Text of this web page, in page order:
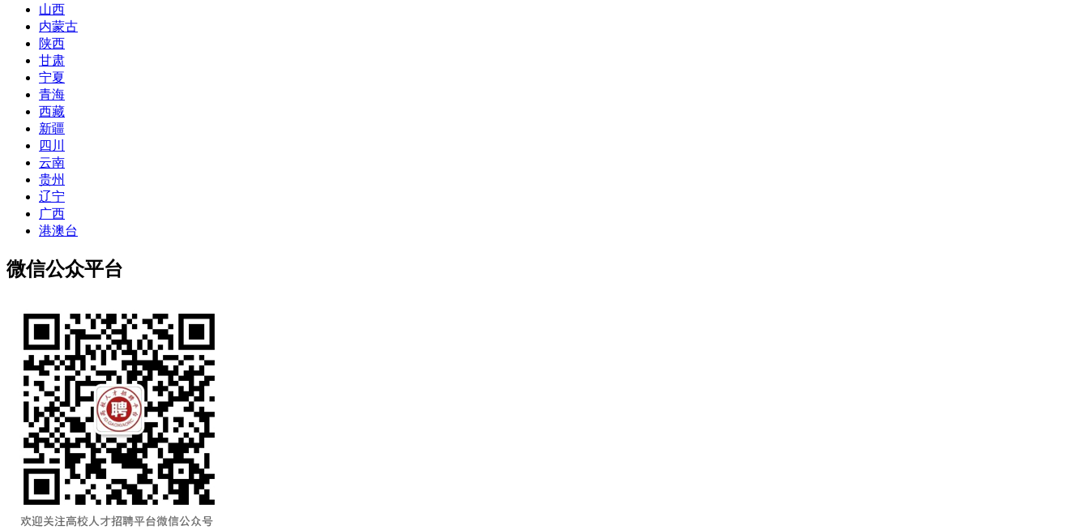
山西
内蒙古
陕西
甘肃
宁夏
青海
西藏
新疆
四川
云南
贵州
辽宁
广西
港澳台
微信公众平台